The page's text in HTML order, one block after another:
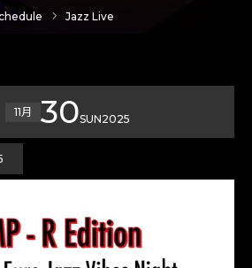
Jazz Live
11月 30SUN2025